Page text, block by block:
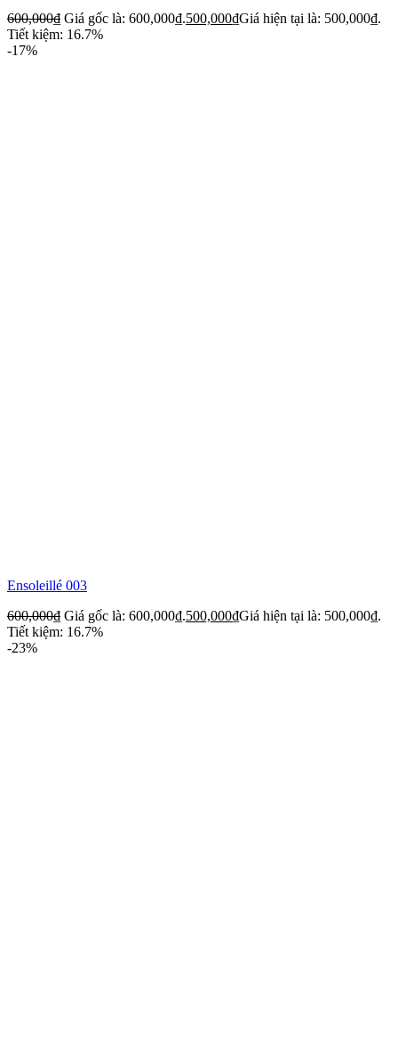
600,000₫ Giá gốc là: 600,000₫.500,000₫Giá hiện tại là: 500,000₫.
Tiết kiệm: 16.7%
-17%
Ensoleillé 003
600,000₫ Giá gốc là: 600,000₫.500,000₫Giá hiện tại là: 500,000₫.
Tiết kiệm: 16.7%
-23%